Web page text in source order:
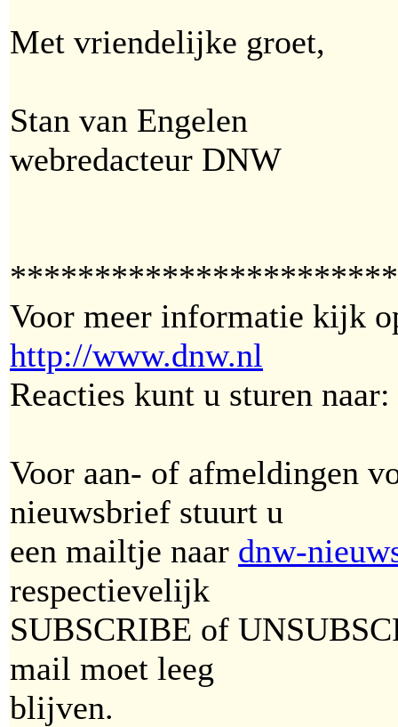
Met vriendelijke groet,
Stan van Engelen
webredacteur DNW
Voor meer informatie kijk
http://www.dnw.nl
Reacties kunt u sturen naar:
Voor aan- of afmeldingen
nieuwsbrief stuurt u
een mailtje naar dnw-
respectievelijk
SUBSCRIBE of
mail moet leeg
blijven.